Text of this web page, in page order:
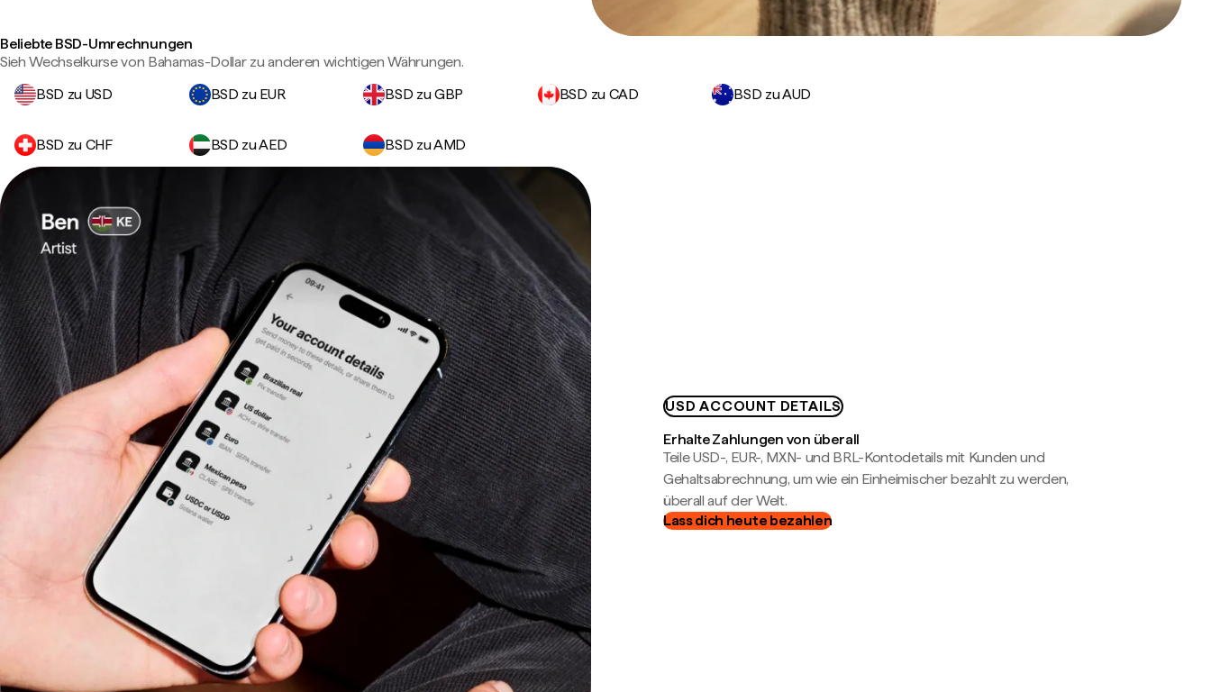
Beliebte BSD-Umrechnungen
Sieh Wechselkurse von Bahamas-Dollar zu anderen wichtigen Währungen.
BSD zu USD
BSD zu EUR BSD zu GBP BSD zu CAD BSD zu AUD
BSD zu CHF BSD zu AED BSD zu AMD
USD ACCOUNT DETAILS
Erhalte Zahlungen von überall
Teile USD-, EUR-, MXN- und BRL-Kontodetails mit Kunden und
Gehaltsabrechnung, um wie ein Einheimischer bezahlt zu werden,
überall auf der Welt.
Lass dich heute bezahlen